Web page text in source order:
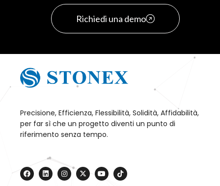
Richiedi una demo
Precisione, Efficienza, Flessibilità, Solidità, Affidabilità,
per far sì che un progetto diventi un punto di
riferimento senza tempo.